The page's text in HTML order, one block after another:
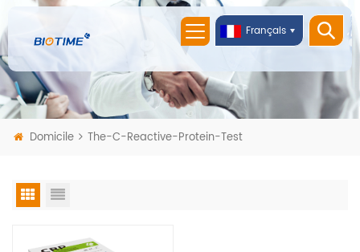
Français
Domicile The-C-Reactive-Protein-Test